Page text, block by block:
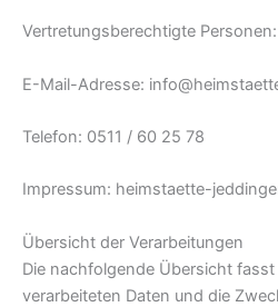
Vertretungsberechtigte
E-Mail-Adresse:
Telefon: 0511 / 60 25 78
Impressum: heimstaette-
Übersicht der Verarbeitungen
Die nachfolgende Übersicht
verarbeiteten Daten und die